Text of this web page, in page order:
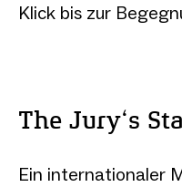
Klick bis zur
The Jury‘s
Ein internationaler